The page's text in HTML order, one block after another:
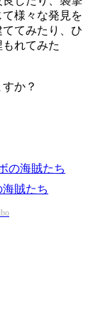
様々な発見を
てみたり、ひ
れてみた
か？
海賊たち